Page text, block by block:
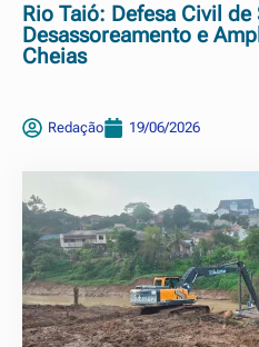
Rio Taió: Defesa Civil de
Desassoreamento e
Cheias
Redação 19/06/2026